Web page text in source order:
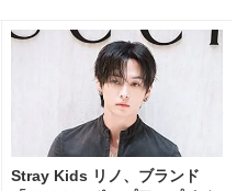
Stray Kids リノ、ブランド